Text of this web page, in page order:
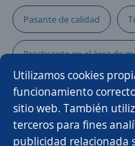
Utilizamos cookies
funcionamiento
sitio web. También
terceros para fines
publicidad relacionada
Pasante de calidad
Practicante en el área de
Aprendiz etapa productiva
Administrativas
Buscar es